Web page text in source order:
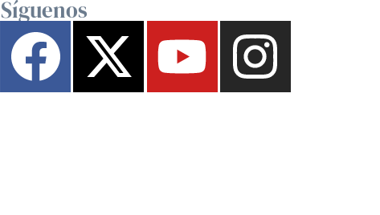
Síguenos